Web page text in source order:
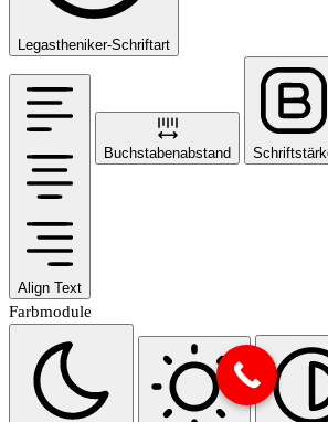
Legastheniker-Schriftart
Align Text
Buchstabenabstand
Farbmodule